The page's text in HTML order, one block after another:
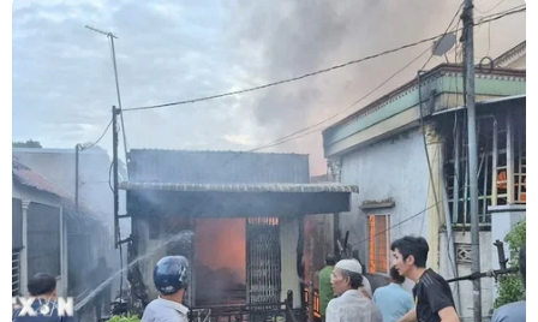
#Phạm pháp
#Xã hội
#An ninh xã hội
#Chính trị
#VietnamPlus
#Plus Mỹ
Theo dõi VietnamPlus